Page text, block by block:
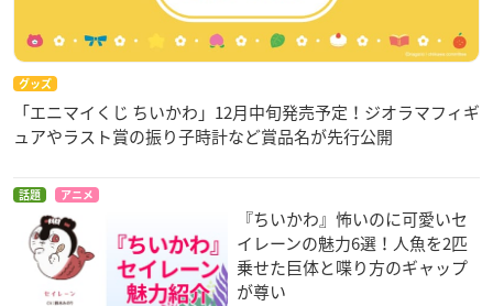
グッズ
「エニマイくじ ちいかわ」12月中旬発売予定！ジオラマフィギ
ュアやラスト賞の振り子時計など賞品名が先行公開
話題 アニメ
『ちいかわ』怖いのに可愛いセ
イレーンの魅力6選！人魚を2匹
乗せた巨体と喋り方のギャップ
が尊い